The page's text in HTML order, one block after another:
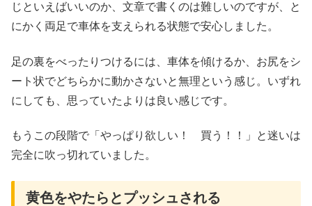
じといえばいいのか、文章で書くのは難しいのですが、と
にかく両足で車体を支えられる状態で安心しました。
足の裏をべったりつけるには、車体を傾けるか、お尻をシ
ート状でどちらかに動かさないと無理という感じ。いずれ
にしても、思っていたよりは良い感じです。
もうこの段階で「やっぱり欲しい！ 買う！！」と迷いは
完全に吹っ切れていました。
黄色をやたらとプッシュされる